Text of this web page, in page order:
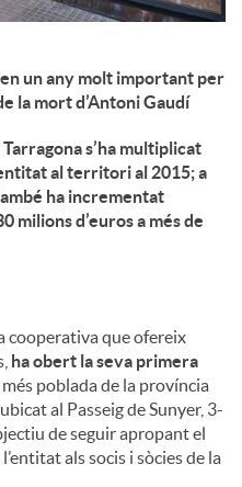
un any molt important per
la mort d’Antoni Gaudí
s’ha multiplicat
al territori al 2015; a
ha incrementat
milions d’euros a més de
cooperativa que ofereix
ha obert la seva primera
poblada de la província
al Passeig de Sunyer, 3-
de seguir apropant el
als socis i sòcies de la